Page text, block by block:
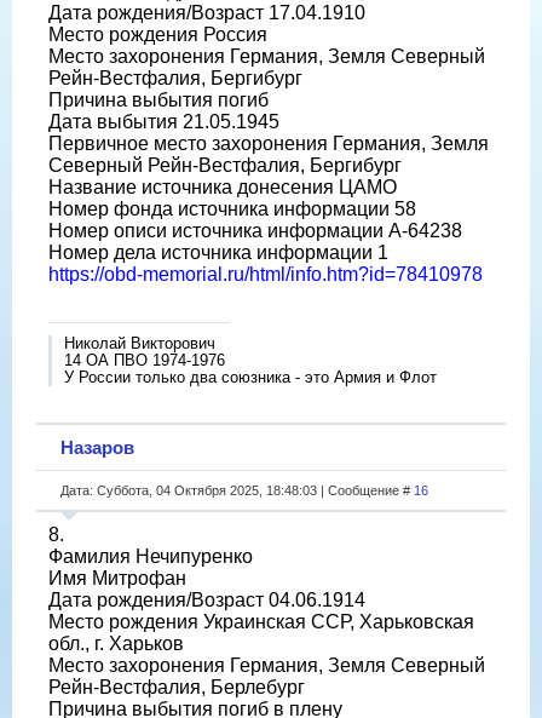
Дата рождения/Возраст 17.04.1910
Место рождения Россия
Место захоронения Германия, Земля Северный
Рейн-Вестфалия, Бергибург
Причина выбытия погиб
Дата выбытия 21.05.1945
Первичное место захоронения Германия, Земля
Северный Рейн-Вестфалия, Бергибург
Название источника донесения ЦАМО
Номер фонда источника информации 58
Номер описи источника информации A-64238
Номер дела источника информации 1
https://obd-memorial.ru/html/info.htm?id=78410978
Николай Викторович
14 ОА ПВО 1974-1976
У России только два союзника - это Армия и Флот
Назаров
Дата: Суббота, 04 Октября 2025, 18:48:03 | Сообщение # 16
8.
Фамилия Нечипуренко
Имя Митрофан
Дата рождения/Возраст 04.06.1914
Место рождения Украинская ССР, Харьковская
обл., г. Харьков
Место захоронения Германия, Земля Северный
Рейн-Вестфалия, Берлебург
Причина выбытия погиб в плену